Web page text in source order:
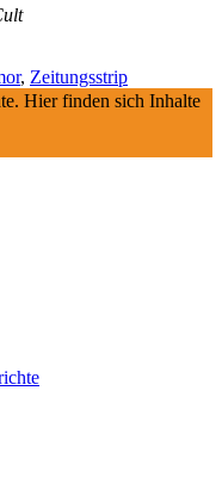
, Zeitungsstrip
Hier finden sich Inhalte